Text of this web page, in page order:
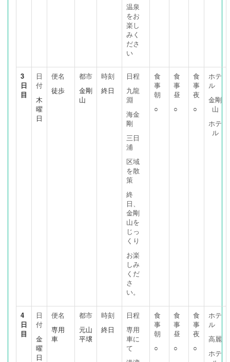
温泉
をお
楽し
みく
ださ
い
3
日
目
日
付
木
曜
日
便名
徒歩
都市
金剛
山
時刻
終日
日程
九龍
淵
海金
剛
三日
浦
区域
を散
策
終
日、
金剛
山を
じっ
くり
お楽
しみ
くだ
さ
い。
食
事
朝
○
食
事
昼
○
食
事
夜
○
ホテ
ル
金剛
山
ホテ
ル
4
日
目
日
付
金
曜
日
便名
専用
車
都市
元山
平壌
時刻
終日
日程
専用
車に
て
食
事
朝
○
食
事
昼
○
食
事
夜
○
ホテ
ル
高麗
ホテ